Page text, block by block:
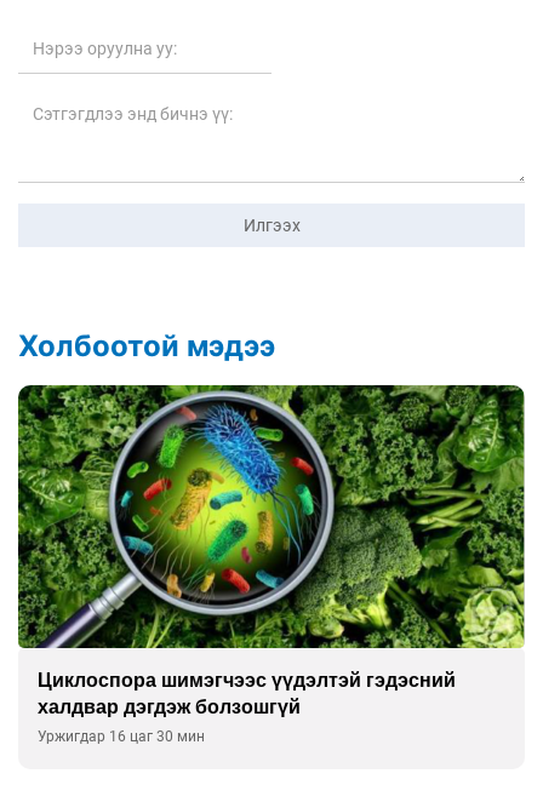
Илгээх
Холбоотой мэдээ
Сэтгэцийн эрүүл мэндэд “санаа тавих” олон
улсын хурал зохион байгуулна
Уржигдар 16 цаг 00 мин